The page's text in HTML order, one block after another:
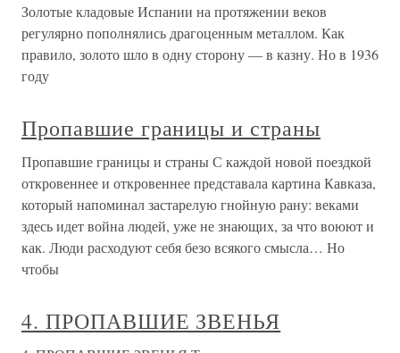
Золотые кладовые Испании на протяжении веков
регулярно пополнялись драгоценным металлом. Как
правило, золото шло в одну сторону — в казну. Но в 1936
году
Пропавшие границы и страны
Пропавшие границы и страны С каждой новой поездкой
откровеннее и откровеннее представала картина Кавказа,
который напоминал застарелую гнойную рану: веками
здесь идет война людей, уже не знающих, за что воюют и
как. Люди расходуют себя безо всякого смысла… Но
чтобы
4. ПРОПАВШИЕ ЗВЕНЬЯ